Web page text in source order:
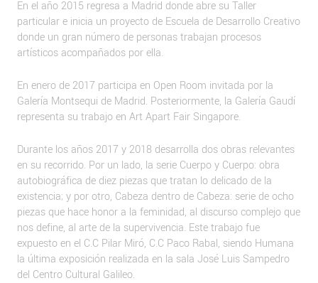
En el año 2015 regresa a Madrid donde abre su Taller
particular e inicia un proyecto de Escuela de Desarrollo Creativo
donde un gran número de personas trabajan procesos
artísticos acompañados por ella.
En enero de 2017 participa en Open Room invitada por la
Galería Montsequi de Madrid. Posteriormente, la Galería Gaudí
representa su trabajo en Art Apart Fair Singapore.
Durante los años 2017 y 2018 desarrolla dos obras relevantes
en su recorrido. Por un lado, la serie Cuerpo y Cuerpo: obra
autobiográfica de diez piezas que tratan lo delicado de la
existencia; y por otro, Cabeza dentro de Cabeza: serie de ocho
piezas que hace honor a la feminidad, al discurso complejo que
nos define, al arte de la supervivencia. Este trabajo fue
expuesto en el C.C Pilar Miró, C.C Paco Rabal, siendo Humana
la última exposición realizada en la sala José Luis Sampedro
del Centro Cultural Galileo.